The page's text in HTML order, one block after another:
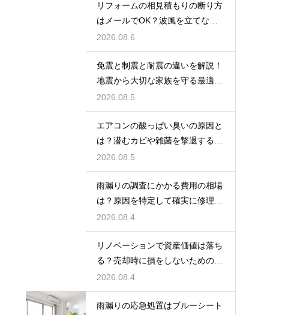
リフォームの相見積もりの断り方
はメールでOK？波風を立てない
丁寧な文面
2026.08.6
免震と制震と耐震の違いを解説！
地震から大切な家族を守る最適な
住宅の構造
2026.08.5
エアコンの酸っぱい臭いの原因と
は？潜むカビや雑菌を撃退するお
手入れ術
2026.08.5
雨漏りの調査にかかる費用の相場
は？原因を特定して確実に修理す
るプロの技
2026.08.4
リノベーションで資産価値は落ち
る？売却時に損をしないための重
要な注意点
2026.08.4
雨漏りの応急処置はブルーシート